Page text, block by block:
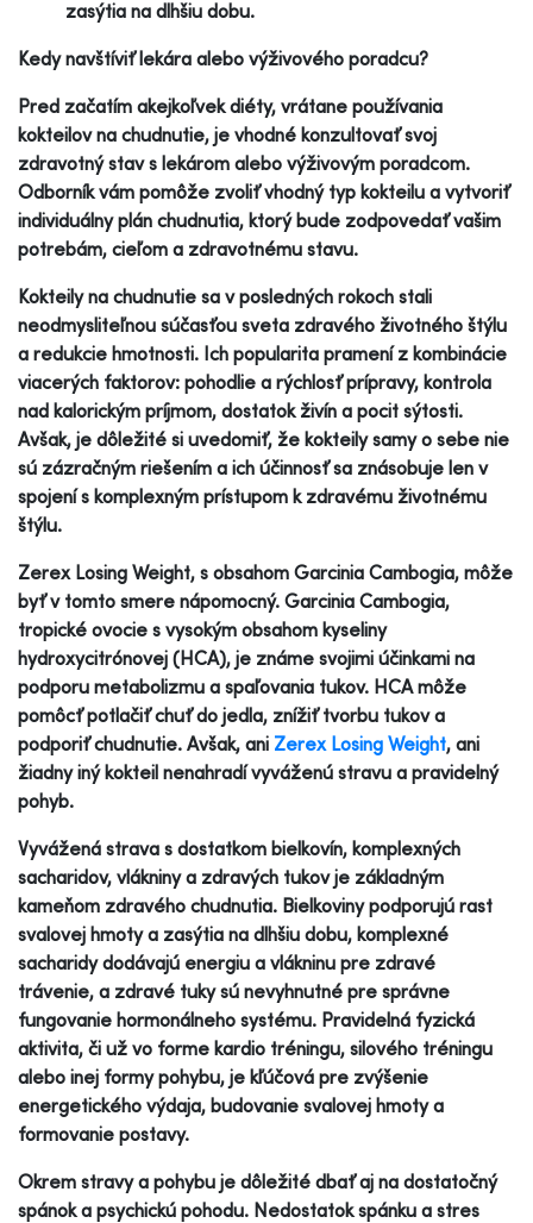
zasýtia na dlhšiu dobu.
Kedy navštíviť lekára alebo výživového poradcu?
Pred začatím akejkoľvek diéty, vrátane používania
kokteilov na chudnutie, je vhodné konzultovať svoj
zdravotný stav s lekárom alebo výživovým poradcom.
Odborník vám pomôže zvoliť vhodný typ kokteilu a vytvoriť
individuálny plán chudnutia, ktorý bude zodpovedať vašim
potrebám, cieľom a zdravotnému stavu.
Kokteily na chudnutie sa v posledných rokoch stali
neodmysliteľnou súčasťou sveta zdravého životného štýlu
a redukcie hmotnosti. Ich popularita pramení z kombinácie
viacerých faktorov: pohodlie a rýchlosť prípravy, kontrola
nad kalorickým príjmom, dostatok živín a pocit sýtosti.
Avšak, je dôležité si uvedomiť, že kokteily samy o sebe nie
sú zázračným riešením a ich účinnosť sa znásobuje len v
spojení s komplexným prístupom k zdravému životnému
štýlu.
Zerex Losing Weight, s obsahom Garcinia Cambogia, môže
byť v tomto smere nápomocný. Garcinia Cambogia,
tropické ovocie s vysokým obsahom kyseliny
hydroxycitrónovej (HCA), je známe svojimi účinkami na
podporu metabolizmu a spaľovania tukov. HCA môže
pomôcť potlačiť chuť do jedla, znížiť tvorbu tukov a
podporiť chudnutie. Avšak, ani Zerex Losing Weight, ani
žiadny iný kokteil nenahradí vyváženú stravu a pravidelný
pohyb.
Vyvážená strava s dostatkom bielkovín, komplexných
sacharidov, vlákniny a zdravých tukov je základným
kameňom zdravého chudnutia. Bielkoviny podporujú rast
svalovej hmoty a zasýtia na dlhšiu dobu, komplexné
sacharidy dodávajú energiu a vlákninu pre zdravé
trávenie, a zdravé tuky sú nevyhnutné pre správne
fungovanie hormonálneho systému. Pravidelná fyzická
aktivita, či už vo forme kardio tréningu, silového tréningu
alebo inej formy pohybu, je kľúčová pre zvýšenie
energetického výdaja, budovanie svalovej hmoty a
formovanie postavy.
Okrem stravy a pohybu je dôležité dbať aj na dostatočný
spánok a psychickú pohodu. Nedostatok spánku a stres